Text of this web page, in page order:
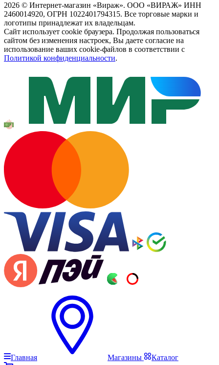
2026 © Интернет-магазин «Вираж». ООО «ВИРАЖ» ИНН
2460014920, ОГРН 1022401794315. Все торговые марки и
логотипы принадлежат их владельцам.
Сайт использует cookie браузера. Продолжая пользоваться
сайтом без изменения настроек, Вы даете согласие на
использование ваших cookie-файлов в соответствии с
Политикой конфиденциальности.
Главная Магазины Каталог